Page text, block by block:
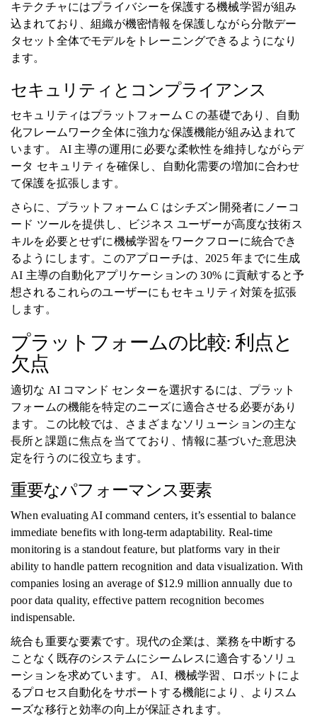
キテクチャにはプライバシーを保護する機械学習が組み
込まれており、組織が機密情報を保護しながら分散デー
タセット全体でモデルをトレーニングできるようになり
ます。
セキュリティとコンプライアンス
セキュリティはプラットフォーム C の基礎であり、自動
化フレームワーク全体に強力な保護機能が組み込まれて
います。 AI 主導の運用に必要な柔軟性を維持しながらデ
ータ セキュリティを確保し、自動化需要の増加に合わせ
て保護を拡張します。
さらに、プラットフォーム C はシチズン開発者にノーコ
ード ツールを提供し、ビジネス ユーザーが高度な技術ス
キルを必要とせずに機械学習をワークフローに統合でき
るようにします。このアプローチは、2025 年までに生成
AI 主導の自動化アプリケーションの 30% に貢献すると予
想されるこれらのユーザーにもセキュリティ対策を拡張
します。
プラットフォームの比較: 利点と
欠点
適切な AI コマンド センターを選択するには、プラット
フォームの機能を特定のニーズに適合させる必要があり
ます。この比較では、さまざまなソリューションの主な
長所と課題に焦点を当てており、情報に基づいた意思決
定を行うのに役立ちます。
重要なパフォーマンス要素
When evaluating AI command centers, it’s essential to balance
immediate benefits with long-term adaptability. Real-time
monitoring is a standout feature, but platforms vary in their
ability to handle pattern recognition and data visualization. With
companies losing an average of $12.9 million annually due to
poor data quality, effective pattern recognition becomes
indispensable.
統合も重要な要素です。現代の企業は、業務を中断する
ことなく既存のシステムにシームレスに適合するソリュ
ーションを求めています。 AI、機械学習、ロボットによ
るプロセス自動化をサポートする機能により、よりスム
ーズな移行と効率の向上が保証されます。